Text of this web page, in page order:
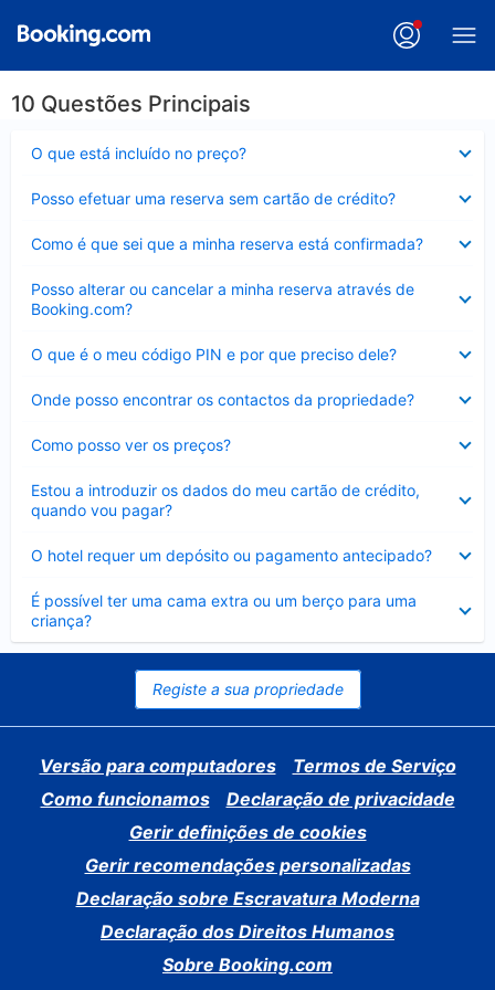
10 Questões Principais
O que está incluído no preço?
fechado
Posso efetuar uma reserva sem cartão de crédito?
fechado
Como é que sei que a minha reserva está confirmada?
fechado
Posso alterar ou cancelar a minha reserva através de
Booking.com?
fechado
O que é o meu código PIN e por que preciso dele?
fechado
Onde posso encontrar os contactos da propriedade?
fechado
Como posso ver os preços?
fechado
Estou a introduzir os dados do meu cartão de crédito,
quando vou pagar?
fechado
O hotel requer um depósito ou pagamento antecipado?
fechado
É possível ter uma cama extra ou um berço para uma
criança?
Elemento
fechado
Registe a sua propriedade
Versão para computadores
Termos de Serviço
Como funcionamos
Declaração de privacidade
Gerir definições de cookies
Gerir recomendações personalizadas
Declaração sobre Escravatura Moderna
Declaração dos Direitos Humanos
Sobre Booking.com